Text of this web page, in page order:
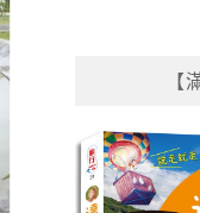
【